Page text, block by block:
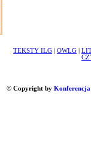
TEKSTY ILG OWLG
© Copyright by Konferencja